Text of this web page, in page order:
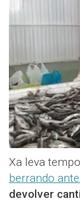
Xa leva
berrando ante
devolver